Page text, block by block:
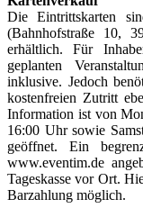
Die Eintrittskarten
(Bahnhofstraße 10,
erhältlich. Für
geplanten
inklusive. Jedoch
kostenfreien Zutritt
Information ist von
16:00 Uhr sowie
geöffnet. Ein
www.eventim.de
Tageskasse vor Ort.
Barzahlung möglich.